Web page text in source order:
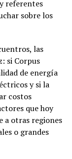
referentes
sobre los
las
si Corpus
de energía
y si la
costos
que hoy
a otras regiones
o grandes